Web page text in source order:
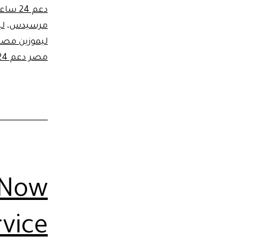
دعم 24 ساعة
مرسيدس،
ليموزين مصر
مصر دعم 24 ساعة